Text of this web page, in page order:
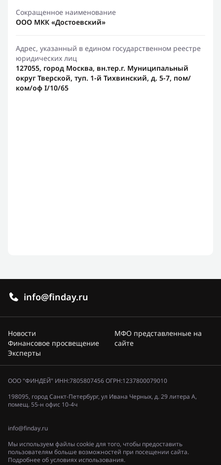
Сокращенное наименование
ООО МКК «Достоевский»
Адрес, указанный в едином государственном реестре
юридических лиц
127055, город Москва, вн.тер.г. Муниципальный
округ Тверской, туп. 1-й Тихвинский, д. 5-7, пом/
ком/оф I/10/65
info@finday.ru
Новости
Финансовое просвещение
Эксперты
МФО представленные на
сайте
ООО "ФИНДЕЙ" ИНН:7805807456 ОГРН:1237800079010
198095, город Санкт-Петербург, ул Ивана Черных, д. 29 литера А,
помещ. 55-н офис 10-4ч
info@finday.ru
Мы используем файлы cookie для того, чтобы предоставить
пользователям больше возможностей при посещении сайта.
Подробнее об условиях использования.